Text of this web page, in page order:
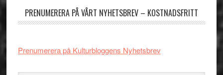
PRENUMERERA PÅ VÅRT NYHETSBREV – KOSTNADSFRITT
Prenumerera på Kulturbloggens Nyhetsbrev